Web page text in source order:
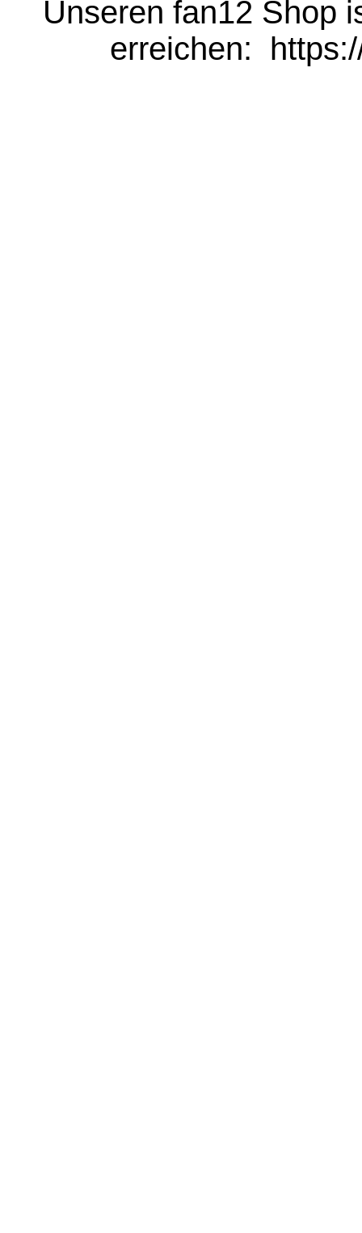
Unseren fan12 Shop
erreichen: